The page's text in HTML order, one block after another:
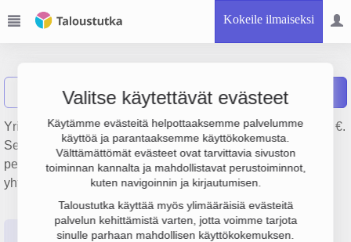
Kokeile ilmaiseksi
Valitse käytettävät evästeet
Käytämme evästeitä helpottaaksemme palvelumme
käyttöä ja parantaaksemme käyttökokemusta.
Välttämättömät evästeet ovat tarvittavia sivuston
toiminnan kannalta ja mahdollistavat perustoiminnot,
kuten navigoinnin ja kirjautumisen.
Taloustutka käyttää myös ylimääräisiä evästeitä
palvelun kehittämistä varten, jotta voimme tarjota
sinulle parhaan mahdollisen käyttökokemuksen.
Näytä haku C Crest Oy Raportit
Yrityksen Crest Oy liikevaihto on 1.2 milj. € ja tulos 125 000 €.
Sen päätoimiala on Urheiluvälineiden tukkukauppa,
perustamisvuosi 2008 ja sijainti Helsinki. Yrityksen
yhtiömuoto Osakeyhtiö (OY).
Perustiedot Tilinpäätösluvut Päättäjätiedot